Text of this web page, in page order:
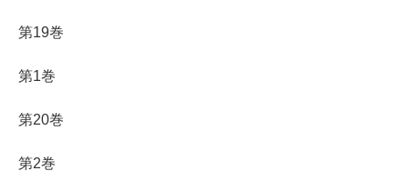
第19巻
第1巻
第20巻
第2巻